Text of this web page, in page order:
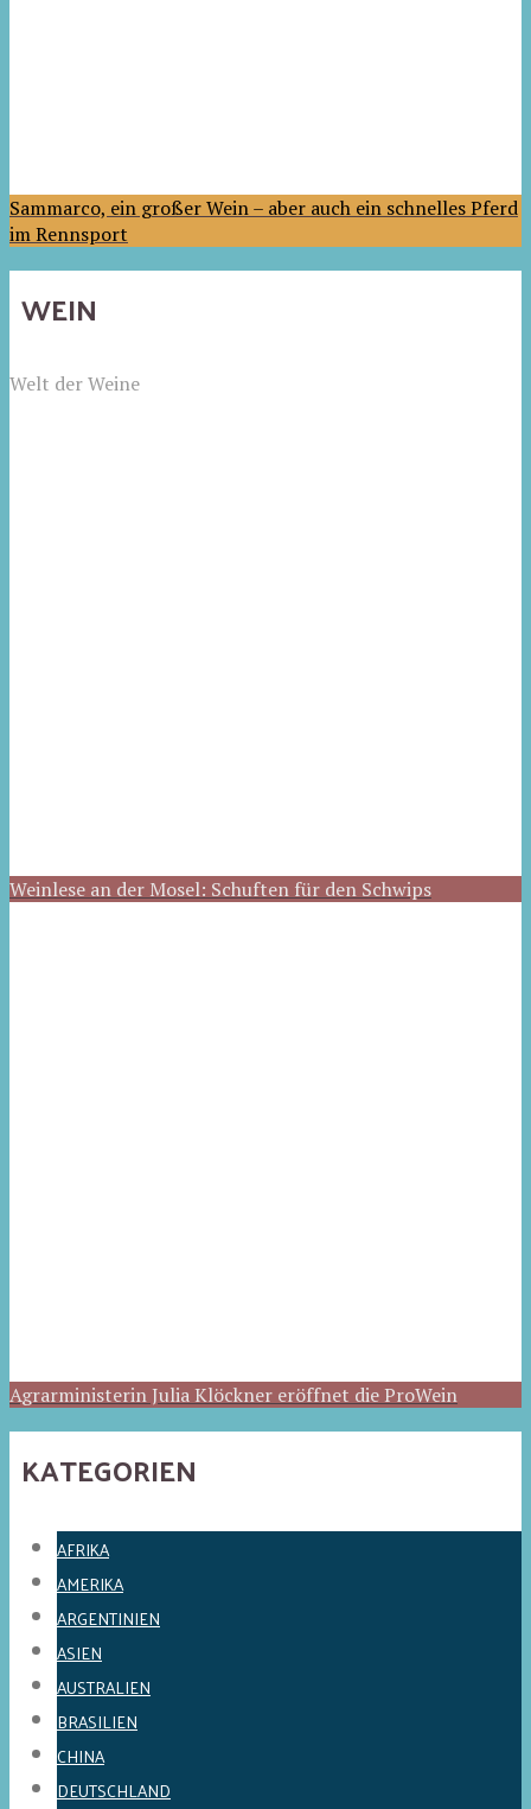
Sammarco, ein großer Wein – aber auch ein schnelles Pferd
im Rennsport
WEIN
Welt der Weine
Weinlese an der Mosel: Schuften für den Schwips
Agrarministerin Julia Klöckner eröffnet die ProWein
KATEGORIEN
AFRIKA
AMERIKA
ARGENTINIEN
ASIEN
AUSTRALIEN
BRASILIEN
CHINA
DEUTSCHLAND